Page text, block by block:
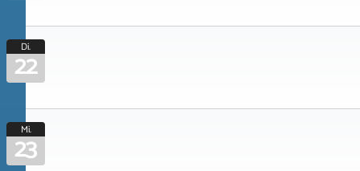
Di.
22
Mi.
23